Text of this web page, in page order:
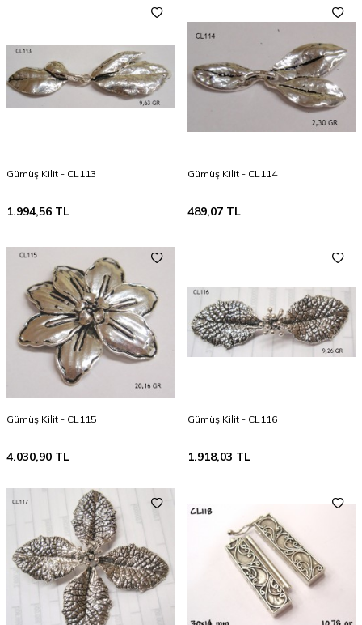
Gümüş Kilit - CL113
1.994,56 TL
Gümüş Kilit - CL114
489,07 TL
Gümüş Kilit - CL115
4.030,90 TL
Gümüş Kilit - CL116
1.918,03 TL